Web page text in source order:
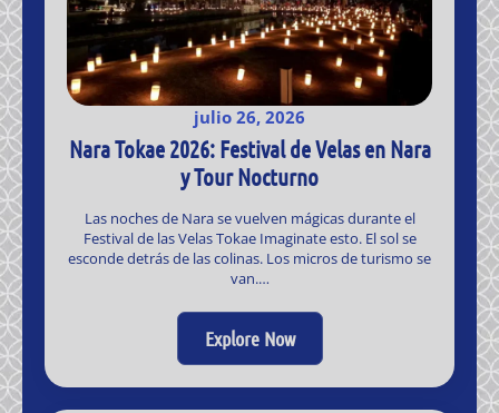
Nara Tokae 2026: Festival de Velas en Nara
y Tour Nocturno
julio 26, 2026
Las noches de Nara se vuelven mágicas durante el
Festival de las Velas Tokae Imaginate esto. El sol se
esconde detrás de las colinas. Los micros de turismo se
van.…
Explore Now